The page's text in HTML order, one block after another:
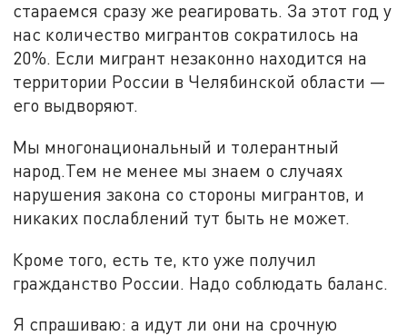
стараемся сразу же реагировать. За этот год у
нас количество мигрантов сократилось на
20%. Если мигрант незаконно находится на
территории России в Челябинской области —
его выдворяют.
Мы многонациональный и толерантный
народ.Тем не менее мы знаем о случаях
нарушения закона со стороны мигрантов, и
никаких послаблений тут быть не может.
Кроме того, есть те, кто уже получил
гражданство России. Надо соблюдать баланс.
Я спрашиваю: а идут ли они на срочную